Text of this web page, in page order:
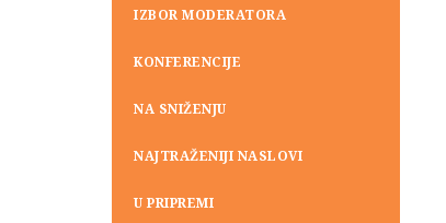
IZBOR MODERATORA
KONFERENCIJE
NA SNIŽENJU
NAJTRAŽENIJI NASLOVI
U PRIPREMI